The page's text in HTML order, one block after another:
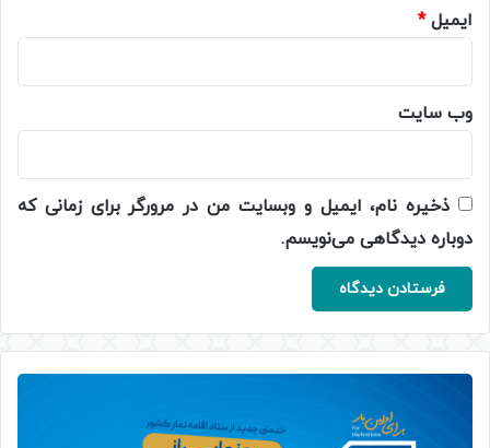
ایمیل*
وب‌ سایت
ذخیره نام، ایمیل و وبسایت من در مرورگر برای زمانی که
دوباره دیدگاهی می‌نویسم.